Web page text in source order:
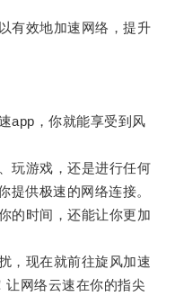
效地加速网络，提升
，你就能享受到风
游戏，还是进行任何
提供极速的网络连接。
时间，还能让你更加
现在就前往旋风加速
让网络云速在你的指尖